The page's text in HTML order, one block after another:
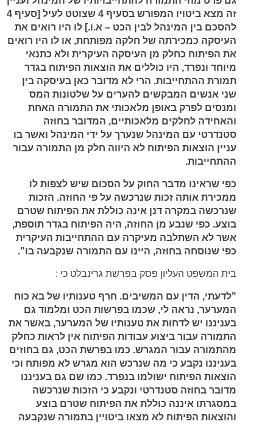
זה מצא ביטויו המפורש בסעיף 4 שצוטט לעיל [סעיף 4
להסכם בין המינהל לבין הכט – א.ו.] לו היו רואים את
העיסקה כמכירתה של חלקה מפותחת, או לו היו רואים
את הפיתוח כחלק מן העיסקה העיקרית ולא כתנאי
מיוחד ונפרד, היו כוללים את הוצאות הפיתוח בגדר
תמורת ההתחייבות. הרי לא מדובר כאן בעיסקה בין
שני אנשים המבקשים להערים על שלטונות המס
ומנסים לפרק באופן מלאכותי את התמורה האחת
והאחידה לחלקים מלאכותיים, המדובר בחוזה
סטנדרטי עם המינהל שנערך על ידי המינהל ואשר בו
עניין הוצאות הפיתוח לא היווה חלק מן התמורה עבור
ההתחייבות.
כפי שראינו מדבר החוק על הסכום שיש לצפות לו
ממכירת אותה זכות שנרכשה על פי החוזה. הזכות
שנרכשה במקרה דנן אינה כוללת את הפיתוח שטרם
בוצע. כפי שנבע מן החוזה, היה הפיתוח בגדר תוספת,
אשר לא השתלבה מעיקרה עם ההתחייבות העיקרית
כפי שנוסחה בחוזה, היינו עם התמורה שנקבעה בו".
בית המשפט העליון פסק בפרשת גרינבלט כי :
"לדעתי, הדין עם המשיבים. חרף טענותיו של בא כוח
המערער, נראה לי, שכמו בפרשות הכט ומלמוד גם
בעניננו יש לדחות את טענותיו של המערער, באשר את
התמורה עבור ביצוע עבודות הפיתוח אין לראות כחלק
מהתמורה עבור המגרש. כמו בפרשת הכט, גם בחוזים
בעניננו נקבע כי מה שנרכש הוא מגרש לא מפותח וכי
הוצאות הפיתוח ישולמו בנפרד. כמו שם גם בעניננו
מדובר בחוזה סטנדרטי ונקבע כי הזכות שנרכשה
במסגרתו איננה כוללת את הפיתוח שטרם בוצע
והוצאות הפיתוח לא מצאו ביטויין בתמורה שנקבעה